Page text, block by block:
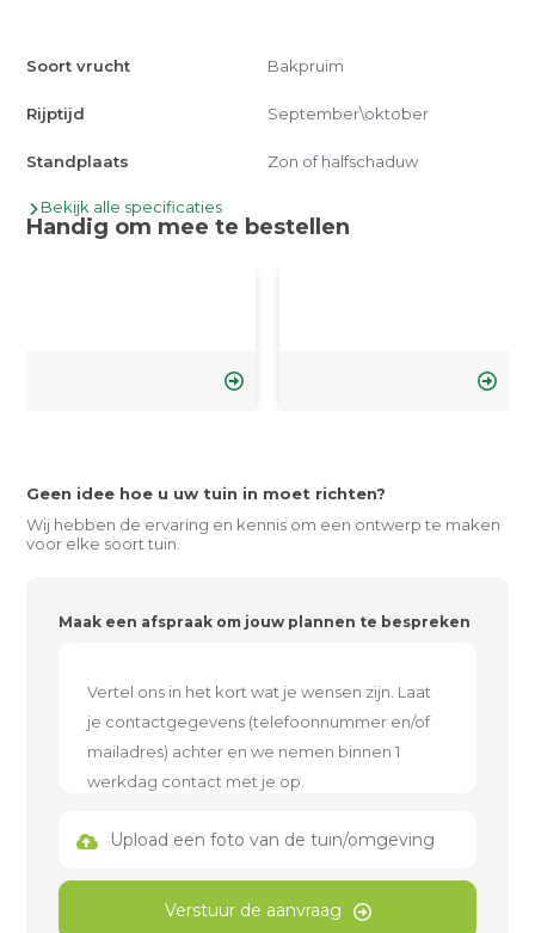
Soort vrucht Bakpruim
Rijptijd September\oktober
Standplaats Zon of halfschaduw
Bekijk alle specificaties
Handig om mee te bestellen
Geen idee hoe u uw tuin in moet richten?
Wij hebben de ervaring en kennis om een ontwerp te maken
voor elke soort tuin.
Maak een afspraak om jouw plannen te bespreken
Upload een foto van de tuin/omgeving
Verstuur de aanvraag